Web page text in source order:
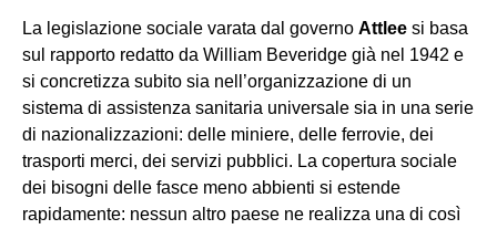
La legislazione sociale varata dal governo Attlee si basa
sul rapporto redatto da William Beveridge già nel 1942 e
si concretizza subito sia nell’organizzazione di un
sistema di assistenza sanitaria universale sia in una serie
di nazionalizzazioni: delle miniere, delle ferrovie, dei
trasporti merci, dei servizi pubblici. La copertura sociale
dei bisogni delle fasce meno abbienti si estende
rapidamente: nessun altro paese ne realizza una di così